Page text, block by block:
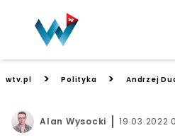
wtv.pl > Polityka > Andrzej
Alan Wysocki 19.03.2022